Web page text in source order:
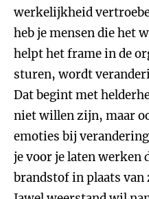
werkelijkheid
heb je mensen die het
helpt het frame in de
sturen, wordt
Dat begint met
niet willen zijn, maar
emoties bij
je voor je laten werken
brandstof in plaats van